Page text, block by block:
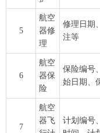
5
航空
器修
理
修理日期
注等
6
航空
器保
险
保险编号
始日期、
7
航空
器飞
计划编号